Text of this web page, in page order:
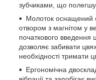
зубчиками, що
Молоток оснащений
отвором з магнітом у
початкового введення
дозволяє забивати
необхідності тримати
Ергономічна